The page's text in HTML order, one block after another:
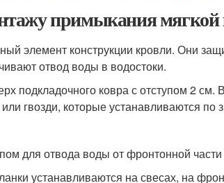
примыкания мягкой
элемент конструкции кровли. Они
отвод воды в водостоки.
подкладочного ковра с отступом 2 см.
гвозди, которые устанавливаются по
для отвода воды от фронтонной части
устанавливаются на свесах, на